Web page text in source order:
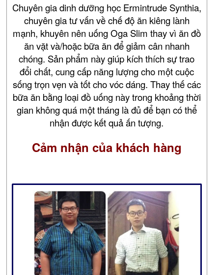
Chuyên gia dinh dưỡng học Ermintrude Synthia,
chuyên gia tư vấn về chế độ ăn kiêng lành
mạnh, khuyên nên uống Oga Slim thay vì ăn đồ
ăn vặt và/hoặc bữa ăn để giảm cân nhanh
chóng. Sản phẩm này giúp kích thích sự trao
đổi chất, cung cấp năng lượng cho một cuộc
sống trọn vẹn và tốt cho vóc dáng. Thay thế các
bữa ăn bằng loại đồ uống này trong khoảng thời
gian không quá một tháng là đủ để bạn có thể
nhận được kết quả ấn tượng.
Cảm nhận của khách hàng